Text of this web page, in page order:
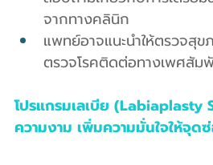
จากทางคลินิก
แพทย์อาจแนะนำให้ตรวจสุ
ตรวจโรคติดต่อทางเพศสัม
โปรแกรมเลเบีย
ความงาม เพิ่มความมั่นใจให้จุด